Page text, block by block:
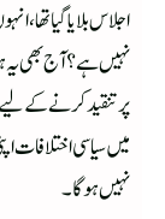
اجلاس بلایا گیا
نہیں ہے؟آج بھی یہ
پر تنقید کرنے کے
میں سیاسی اختلافات
نہیں ہوگا ۔